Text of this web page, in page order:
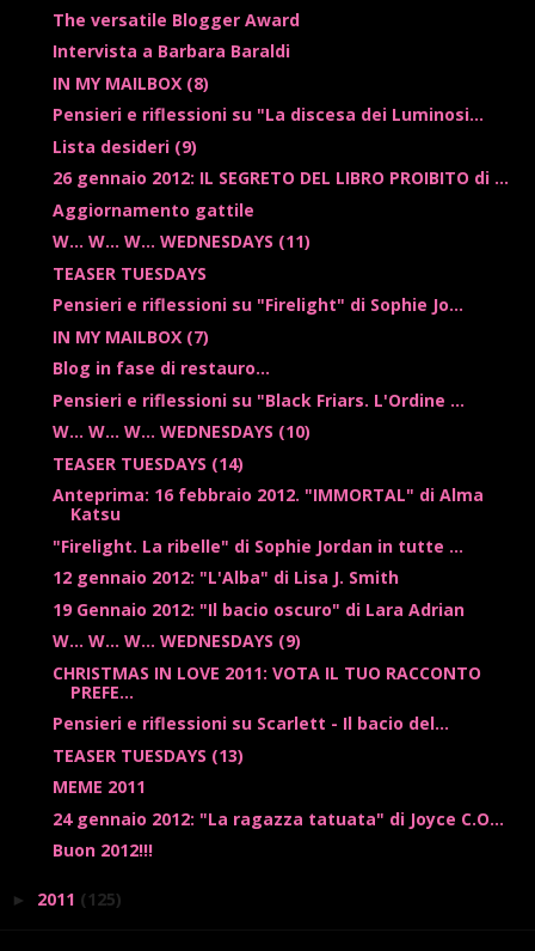
The versatile Blogger Award
Intervista a Barbara Baraldi
IN MY MAILBOX (8)
Pensieri e riflessioni su "La discesa dei Luminosi...
Lista desideri (9)
26 gennaio 2012: IL SEGRETO DEL LIBRO PROIBITO di ...
Aggiornamento gattile
W... W... W... WEDNESDAYS (11)
TEASER TUESDAYS
Pensieri e riflessioni su "Firelight" di Sophie Jo...
IN MY MAILBOX (7)
Blog in fase di restauro...
Pensieri e riflessioni su "Black Friars. L'Ordine ...
W... W... W... WEDNESDAYS (10)
TEASER TUESDAYS (14)
Anteprima: 16 febbraio 2012. "IMMORTAL" di Alma
Katsu
"Firelight. La ribelle" di Sophie Jordan in tutte ...
12 gennaio 2012: "L'Alba" di Lisa J. Smith
19 Gennaio 2012: "Il bacio oscuro" di Lara Adrian
W... W... W... WEDNESDAYS (9)
CHRISTMAS IN LOVE 2011: VOTA IL TUO RACCONTO
PREFE...
Pensieri e riflessioni su Scarlett - Il bacio del...
TEASER TUESDAYS (13)
MEME 2011
24 gennaio 2012: "La ragazza tatuata" di Joyce C.O...
Buon 2012!!!
► 2011 (125)